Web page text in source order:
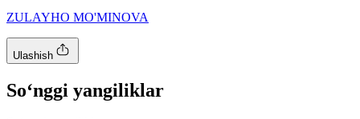
ZULAYHO MO'MINOVA
Ulashish
So‘nggi yangiliklar